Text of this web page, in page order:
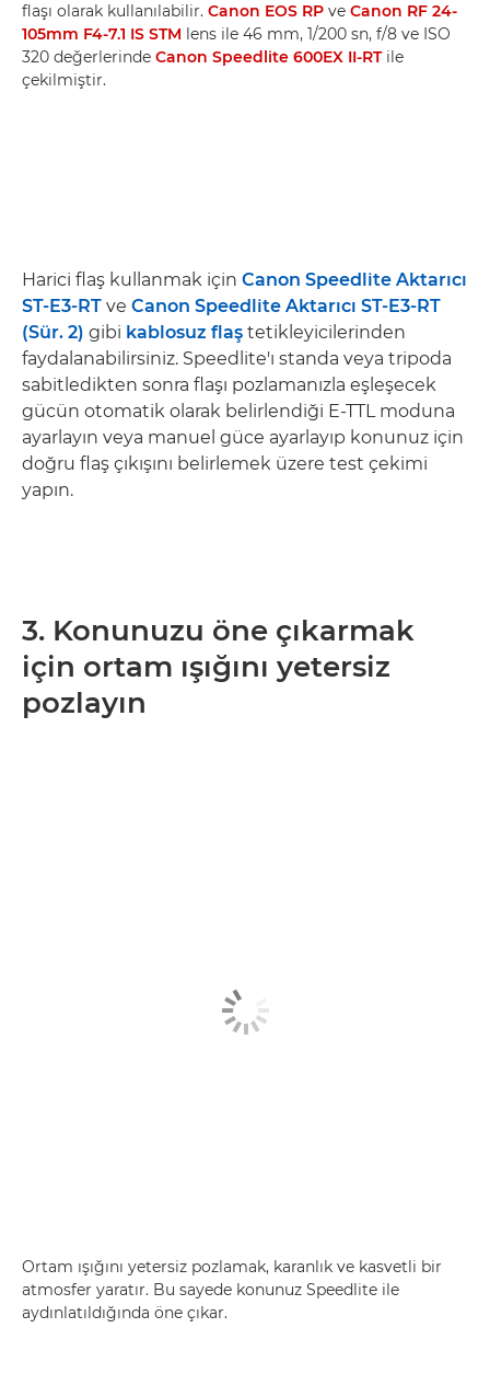
flaşı olarak kullanılabilir. Canon EOS RP ve Canon RF 24-
105mm F4-7.1 IS STM lens ile 46 mm, 1/200 sn, f/8 ve ISO
320 değerlerinde Canon Speedlite 600EX II-RTile
çekilmiştir.
Harici flaş kullanmak için Canon Speedlite Aktarıcı
ST-E3-RT ve Canon Speedlite Aktarıcı ST-E3-RT
(Sür. 2) gibi kablosuz flaş tetikleyicilerinden
faydalanabilirsiniz. Speedlite'ı standa veya tripoda
sabitledikten sonra flaşı pozlamanızla eşleşecek
gücün otomatik olarak belirlendiği E-TTL moduna
ayarlayın veya manuel güce ayarlayıp konunuz için
doğru flaş çıkışını belirlemek üzere test çekimi
yapın.
3. Konunuzu öne çıkarmak
için ortam ışığını yetersiz
pozlayın
Ortam ışığını yetersiz pozlamak, karanlık ve kasvetli bir
atmosfer yaratır. Bu sayede konunuz Speedlite ile
aydınlatıldığında öne çıkar.